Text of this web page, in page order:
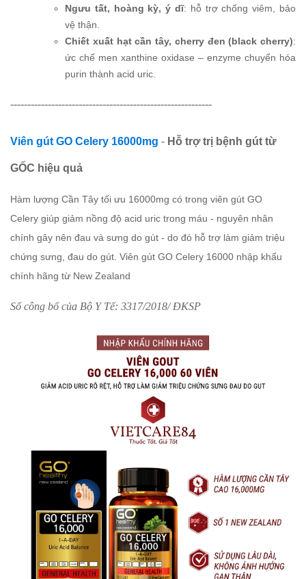
Ngưu tất, hoàng kỳ, ý dĩ: hỗ trợ chống viêm, bảo
vệ thận.
Chiết xuất hạt cần tây, cherry đen (black cherry):
ức chế men xanthine oxidase – enzyme chuyển hóa
purin thành acid uric.
-----------------------------------------------------------
Viên gút GO Celery 16000mg - Hỗ trợ trị bệnh gút từ
GỐC hiệu quả
Hàm lượng Cần Tây tối ưu 16000mg có trong viên gút GO
Celery giúp giảm nồng độ acid uric trong máu - nguyên nhân
chính gây nên đau và sưng do gút - do đó hỗ trợ làm giảm triệu
chứng sưng, đau do gút. Viên gút GO Celery 16000 nhập khẩu
chính hãng từ New Zealand
Số công bố của Bộ Y Tế: 3317/2018/ ĐKSP